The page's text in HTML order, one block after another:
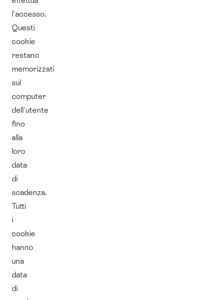
l'accesso.
Questi
cookie
restano
memorizzati
sul
computer
dell'utente
fino
alla
loro
data
di
scadenza.
Tutti
i
cookie
hanno
una
data
di